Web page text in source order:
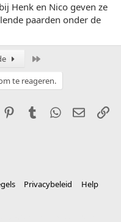
Henk en Nico geven ze
paarden onder de
te reageren.
PinterestTumblr WhatsApp
E-mail
Privacybeleid
Help